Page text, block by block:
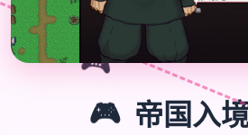
🎮
🎮 帝国入